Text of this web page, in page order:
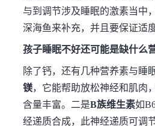
与到调节涉及睡眠的激素当中
深海鱼来补充，并且要保证适
孩子睡眠不好还可能是缺什么
除了钙，还有几种营养素与睡
镁，它能帮助放松神经和肌肉
含量丰富。二是B族维生素如
经递质合成，此神经递质可调